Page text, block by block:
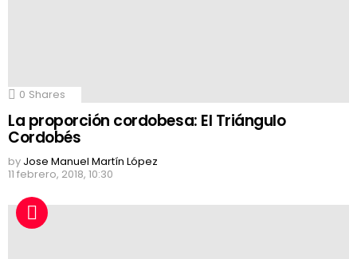
0 Shares
La proporción cordobesa: El Triángulo
Cordobés
by Jose Manuel Martín López
11 febrero, 2018, 10:30